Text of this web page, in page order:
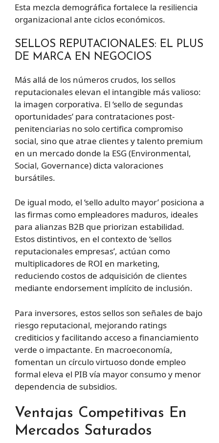
Esta mezcla demográfica fortalece la resiliencia
organizacional ante ciclos económicos.
SELLOS REPUTACIONALES: EL PLUS
DE MARCA EN NEGOCIOS
Más allá de los números crudos, los sellos
reputacionales elevan el intangible más valioso:
la imagen corporativa. El ‘sello de segundas
oportunidades’ para contrataciones post-
penitenciarias no solo certifica compromiso
social, sino que atrae clientes y talento premium
en un mercado donde la ESG (Environmental,
Social, Governance) dicta valoraciones
bursátiles.
De igual modo, el ‘sello adulto mayor’ posiciona a
las firmas como empleadores maduros, ideales
para alianzas B2B que priorizan estabilidad.
Estos distintivos, en el contexto de ‘sellos
reputacionales empresas’, actúan como
multiplicadores de ROI en marketing,
reduciendo costos de adquisición de clientes
mediante endorsement implícito de inclusión.
Para inversores, estos sellos son señales de bajo
riesgo reputacional, mejorando ratings
crediticios y facilitando acceso a financiamiento
verde o impactante. En macroeconomía,
fomentan un círculo virtuoso donde empleo
formal eleva el PIB vía mayor consumo y menor
dependencia de subsidios.
Ventajas Competitivas En
Mercados Saturados